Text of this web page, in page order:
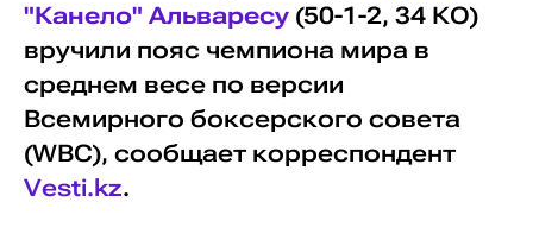
"Канело" Альваресу(50-1-2, 34 КО)
вручили пояс чемпиона мира в
среднем весе по версии
Всемирного боксерского совета
(WBC), сообщает корреспондент
Vesti.kz.